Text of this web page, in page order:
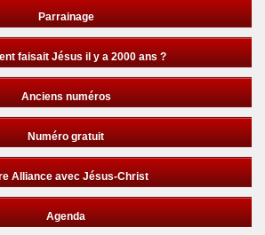
Parrainage
faisait Jésus il y a 2000 ans ?
Anciens numéros
Numéro gratuit
Alliance avec Jésus-Christ
Agenda